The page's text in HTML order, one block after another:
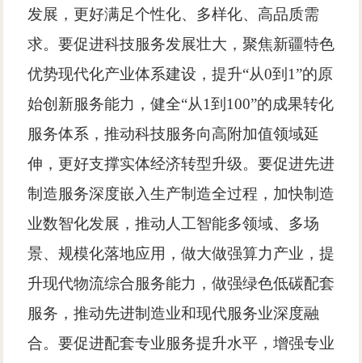
发展，更好满足个性化、多样化、高品质需
求。要促进科技服务发展壮大，聚焦新疆特色
优势现代化产业体系建设，提升“从0到 1”的原
始创新服务能力，健全“从1到 100”的成果转化
服务体系，推动科技服务向高附加值领域延
伸，更好支撑实体经济转型升级。要促进先进
制造服务深度嵌入生产制造全过程，加快制造
业数智化发展，推动人工智能多领域、多场
景、规模化落地应用，做大做强算力产业，提
升现代物流综合服务能力，做强绿色低碳配套
服务，推动先进制造业和现代服务业深度融
合。要促进配套专业服务提升水平，增强专业